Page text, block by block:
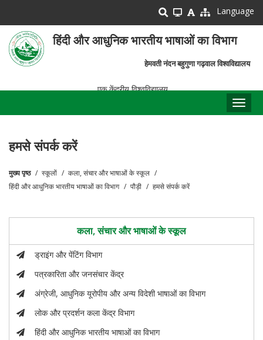
main
content
Language
हिंदी और आधुनिक भारतीय भाषाओं का विभाग
हेमवती नंदन बहुगुणा गढ़वाल विश्वविद्यालय
एक केंद्रीय विश्वविद्यालय
हमसे संपर्क करें
पग
मुख्य पृष्ठ स्कूलों
कला, संचार और भाषाओं के स्कूल
हिंदी और आधुनिक भारतीय भाषाओं का विभाग
पौड़ी हमसे संपर्क करें
कला, संचार और भाषाओं के स्कूल
ड्राइंग और पेंटिंग विभाग
पत्रकारिता और जनसंचार केंद्र
अंग्रेजी, आधुनिक यूरोपीय और अन्य विदेशी भाषाओं का विभाग
लोक और प्रदर्शन कला केंद्र विभाग
हिंदी और आधुनिक भारतीय भाषाओं का विभाग